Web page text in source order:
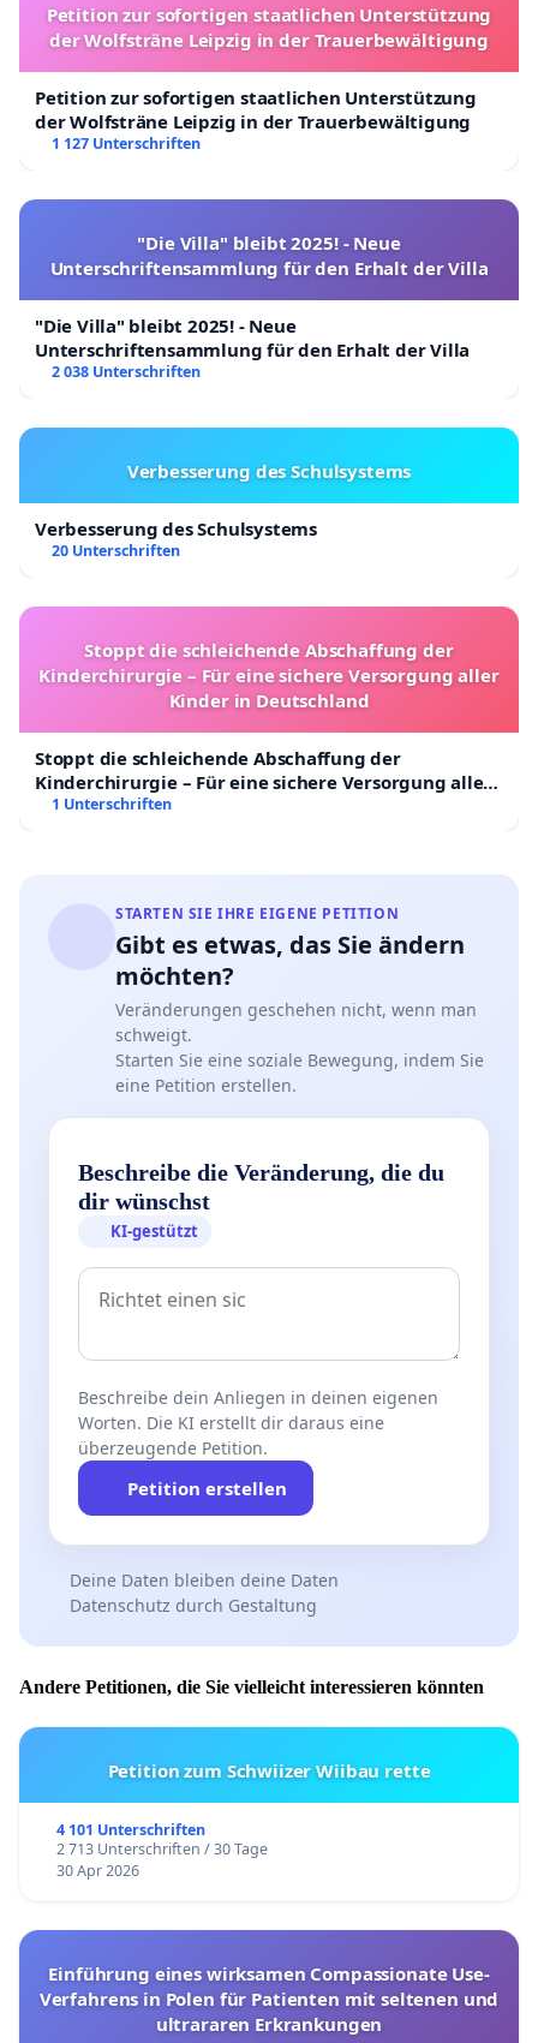
Petition zur sofortigen staatlichen Unterstützung
der Wolfsträne Leipzig in der Trauerbewältigung
Petition zur sofortigen staatlichen Unterstützung
der Wolfsträne Leipzig in der Trauerbewältigung
1 127 Unterschriften
"Die Villa" bleibt 2025! - Neue
Unterschriftensammlung für den Erhalt der Villa
"Die Villa" bleibt 2025! - Neue
Unterschriftensammlung für den Erhalt der Villa
2 038 Unterschriften
Verbesserung des Schulsystems
Verbesserung des Schulsystems
20 Unterschriften
Stoppt die schleichende Abschaffung der
Kinderchirurgie – Für eine sichere Versorgung aller
Kinder in Deutschland
Stoppt die schleichende Abschaffung der
Kinderchirurgie – Für eine sichere Versorgung aller
Kinder in Deutschland
1 Unterschriften
STARTEN SIE IHRE EIGENE PETITION
Gibt es etwas, das Sie ändern
möchten?
Veränderungen geschehen nicht, wenn man
schweigt.
Starten Sie eine soziale Bewegung, indem Sie
eine Petition erstellen.
Beschreibe die Veränderung, die du
dir wünschst
KI-gestützt
Beschreibe dein Anliegen in deinen eigenen
Worten. Die KI erstellt dir daraus eine
überzeugende Petition.
Petition erstellen
Deine Daten bleiben deine Daten
Datenschutz durch Gestaltung
Andere Petitionen, die Sie vielleicht interessieren könnten
Petition zum Schwiizer Wiibau rette
4 101 Unterschriften
2 713 Unterschriften / 30 Tage
30 Apr 2026
Einführung eines wirksamen Compassionate Use-
Verfahrens in Polen für Patienten mit seltenen und
ultrararen Erkrankungen